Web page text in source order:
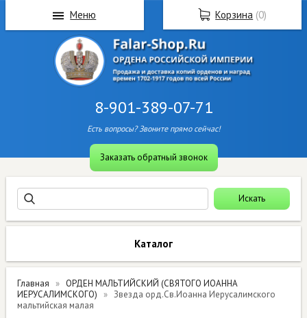
8-901-389-07-71
Есть вопросы? Звоните прямо сейчас!
Заказать обратный звонок
Каталог
Главная
ОРДЕН МАЛЬТИЙСКИЙ (СВЯТОГО ИОАННА
ИЕРУСАЛИМСКОГО)
Звезда орд.Св.Иоанна Иерусалимского
мальтийская малая
Корзина (0)
Меню